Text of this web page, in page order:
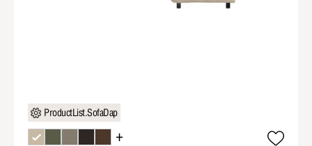
ProductList.SofaDap
+